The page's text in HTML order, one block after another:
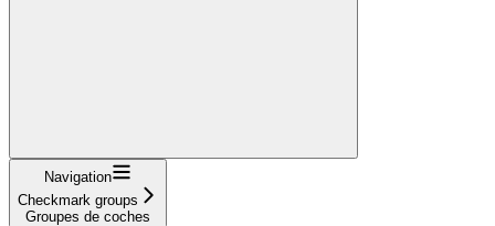
Navigation
Checkmark groups
Groupes de coches